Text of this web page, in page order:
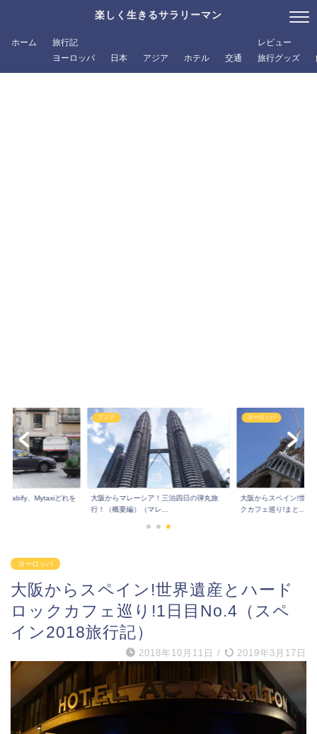
楽しく生きるサラリーマン
ホーム
旅行記
ヨーロッパ
日本 アジア ホテル 交通
レビュー
旅行グッズ
Cabify、Mytaxiどれを
アジア
大阪からマレーシア！三泊四日の弾丸旅
行！（概要編）（マレ...
ヨーロッパ
大阪からスペイン!世界
クカフェ巡り!まと...
ヨーロッパ
大阪からスペイン!世界遺産とハード
ロックカフェ巡り!1日目No.4（スペ
イン2018旅行記）
2018年10月11日 / 2019年3月17日